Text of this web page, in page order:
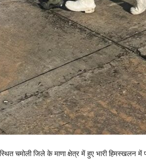
चमोली जिले के माणा क्षेत्र में हुए भारी हिमस्खलन